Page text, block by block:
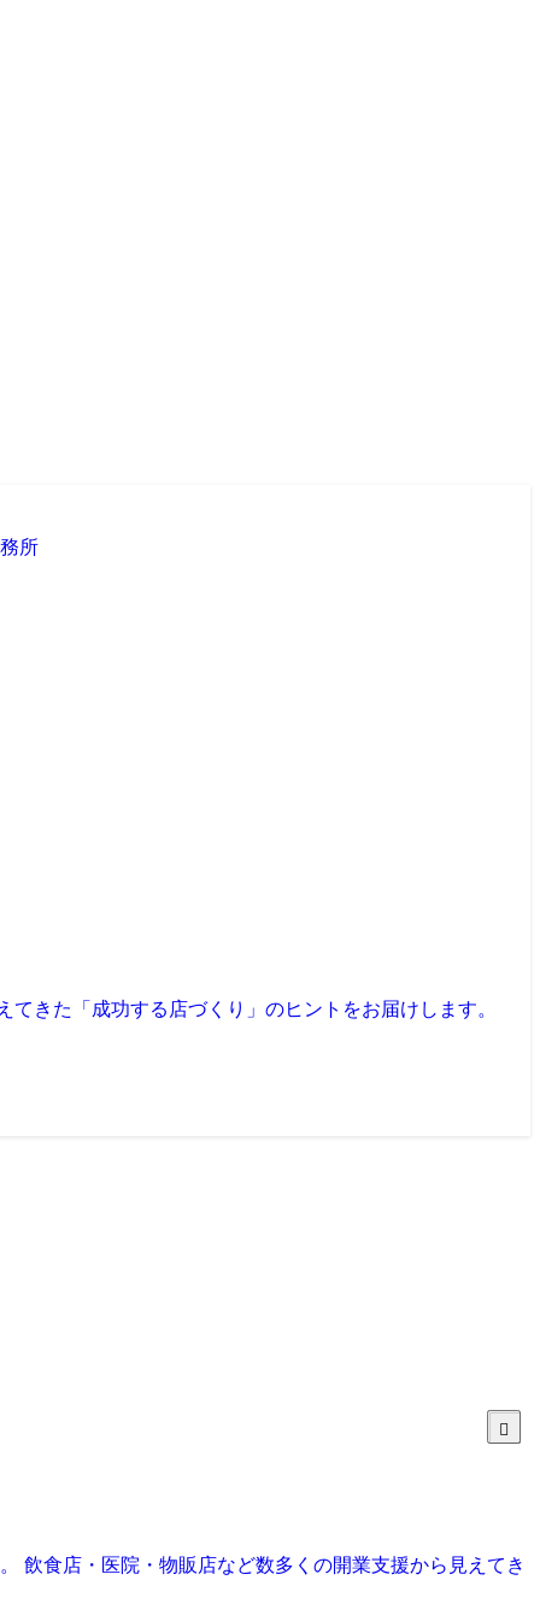
きた「成功する店づくり」のヒントをお届けします。
飲食店・医院・物販店など数多くの開業支援から見えてき